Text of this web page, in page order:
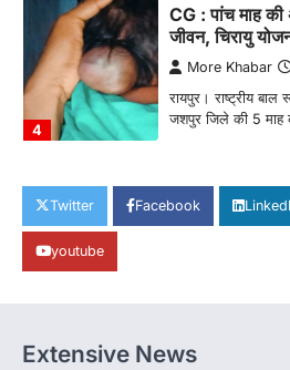
4
CG : पांच माह की
जीवन, चिरायु
More Khabar
रायपुर। राष्ट्रीय बाल
जशपुर जिले की 5 माह
CG: छिपली की
पालन से बढ़ी आय
बनाने की दिशा में
CHHATTISGARH
Twitter Facebook
youtube
Extensive News